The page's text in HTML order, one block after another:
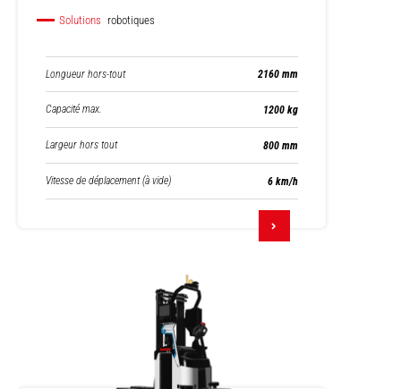
Solutions robotiques
Longueur hors-tout 2160 mm
Capacité max. 1200 kg
Largeur hors tout 800 mm
Vitesse de déplacement (à vide) 6 km/h